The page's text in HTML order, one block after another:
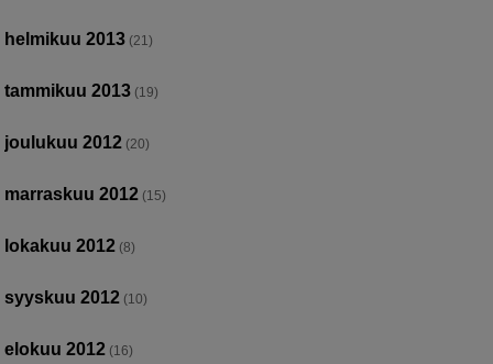
helmikuu 2013 (21)
tammikuu 2013 (19)
joulukuu 2012 (20)
marraskuu 2012 (15)
lokakuu 2012 (8)
syyskuu 2012 (10)
elokuu 2012 (16)